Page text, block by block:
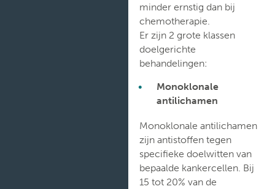
minder ernstig dan bij
chemotherapie.
Er zijn 2 grote klassen
doelgerichte
behandelingen:
Monoklonale
antilichamen
Monoklonale antilichamen
zijn antistoffen tegen
specifieke doelwitten van
bepaalde kankercellen. Bij
15 tot 20% van de